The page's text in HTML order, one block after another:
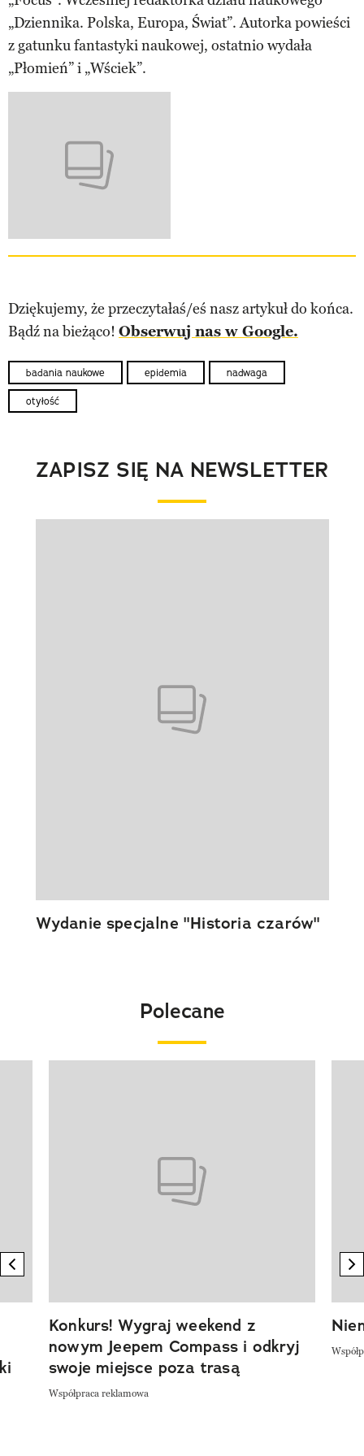
„Dziennika. Polska, Europa, Świat”. Autorka powieści
z gatunku fantastyki naukowej, ostatnio wydała
„Płomień” i „Wściek”.
Dziękujemy, że przeczytałaś/eś nasz artykuł do końca.
Bądź na bieżąco! Obserwuj nas w Google.
badania naukowe epidemia nadwaga
otyłość
ZAPISZ SIĘ NA NEWSLETTER
Wydanie specjalne "Historia czarów"
Polecane
previous element
Konkurs! Wygraj weekend z
nowym Jeepem Compass i odkryj
swoje miejsce poza trasą
Współpraca reklamowa